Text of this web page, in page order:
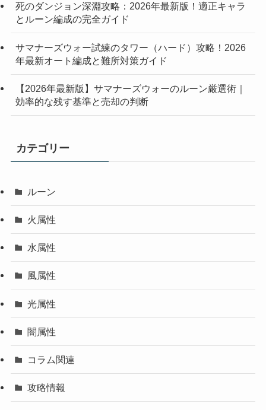
死のダンジョン深淵攻略：2026年最新版！適正キャラ
とルーン編成の完全ガイド
サマナーズウォー試練のタワー（ハード）攻略！2026
年最新オート編成と難所対策ガイド
【2026年最新版】サマナーズウォーのルーン厳選術｜
効率的な残す基準と売却の判断
カテゴリー
ルーン
火属性
水属性
風属性
光属性
闇属性
コラム関連
攻略情報